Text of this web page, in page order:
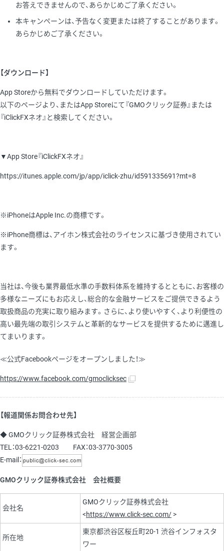
お答えできませんので、あらかじめご了承ください。
本キャンペーンは、予告なく変更または終了することがあります。
あらかじめご了承ください。
【ダウンロード】
App Storeから無料でダウンロードしていただけます。
以下のページより、またはApp Storeにて『GMOクリック証券』または
『iClickFXネオ』と検索してください。
▼App Store『iClickFXネオ』
https://itunes.apple.com/jp/app/iclick-zhu/id591335691?mt=8
※iPhoneはApple Inc.の商標です。
※iPhone商標は、アイホン株式会社のライセンスに基づき使用されてい
ます。
当社は、今後も業界最低水準の手数料体系を維持するとともに、お客様の
多様なニーズにもお応えし、総合的な金融サービスをご提供できるよう
取扱商品の充実に取り組みます。さらに、より使いやすく、より利便性の
高い最先端の取引システムと革新的なサービスを提供するために邁進し
てまいります。
≪公式Facebookページをオープンしました！≫
https://www.facebook.com/gmoclicksec
【報道関係お問合わせ先】
◆ GMOクリック証券株式会社 経営企画部
TEL：03-6221-0203 FAX：03-3770-3005
E-mail：
GMOクリック証券株式会社 会社概要
会社名
GMOクリック証券株式会社
<https://www.click-sec.com/ >
所在地
東京都渋谷区桜丘町20-1 渋谷インフォスタ
ワー